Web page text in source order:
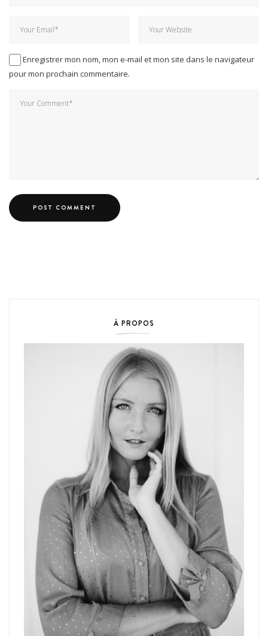
Enregistrer mon nom, mon e-mail et mon site dans le navigateur
pour mon prochain commentaire.
À PROPOS